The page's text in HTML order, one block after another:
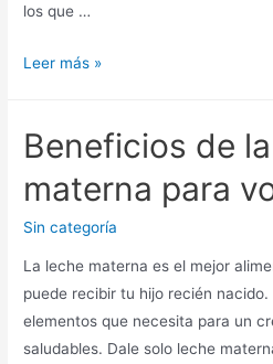
los que …
Leer más »
Beneficios de
materna para
Sin categoría
La leche materna es el mejor
puede recibir tu hijo recién
elementos que necesita para un
saludables. Dale solo leche